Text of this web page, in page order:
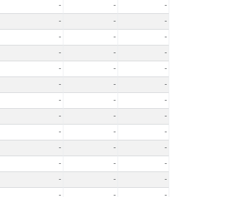
- -
-
- -
-
- -
-
- -
-
- -
-
- -
-
- -
-
- -
-
- -
-
- -
-
- -
-
- -
-